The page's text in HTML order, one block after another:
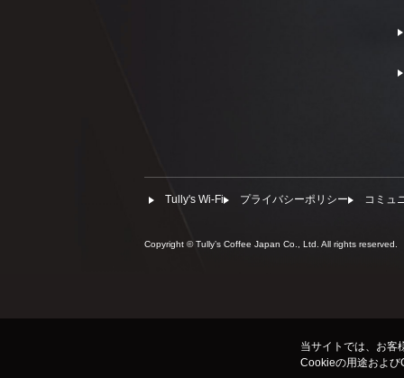
Tully's Wi-Fi プライバシーポリシー コミュ
Copyright © Tullyʼs Coffee Japan Co., Ltd. All rights reserved.
当サイトでは、お客
Cookieの用途および